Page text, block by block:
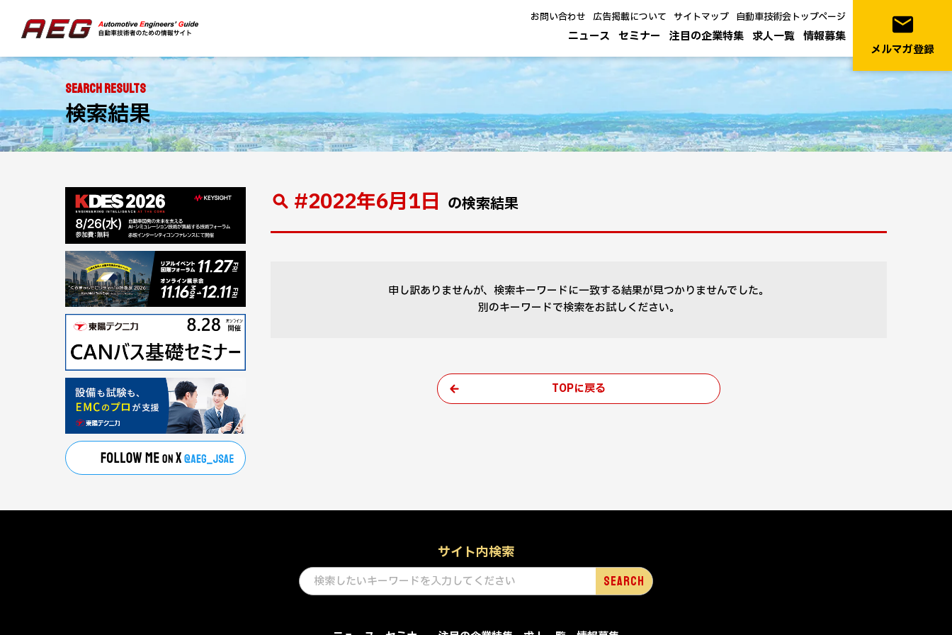
ニュース セミナー 注目の企業特集 求人一覧 情報募集
お問い合わせ 広告掲載について サイトマップ 自動車技術会トップページ email
メルマガ登録
SEARCH RESULTS
検索結果
#2022年6月1日 の検索結果
申し訳ありませんが、検索キーワードに一致する結果が見つかりませんでした。
別のキーワードで検索をお試しください。
TOPに戻る
サイト内検索